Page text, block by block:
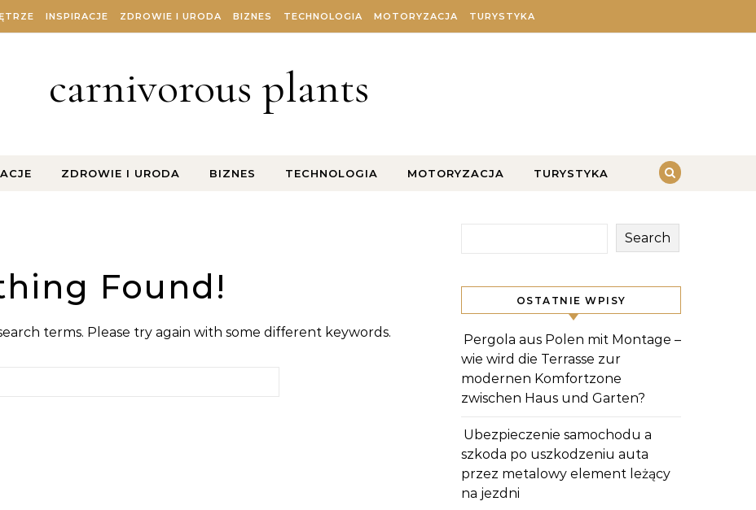
INSPIRACJE ZDROWIE I URODA BIZNES TECHNOLOGIA MOTORYZACJA TURYSTYKA
carnivorous plants
ZDROWIE I URODA BIZNES TECHNOLOGIA MOTORYZACJA TURYSTYKA
Found!
terms. Please try again with some different keywords.
Search
OSTATNIE WPISY
Pergola aus Polen mit Montage –
wie wird die Terrasse zur
modernen Komfortzone
zwischen Haus und Garten?
Ubezpieczenie samochodu a
szkoda po uszkodzeniu auta
przez metalowy element leżący
na jezdni